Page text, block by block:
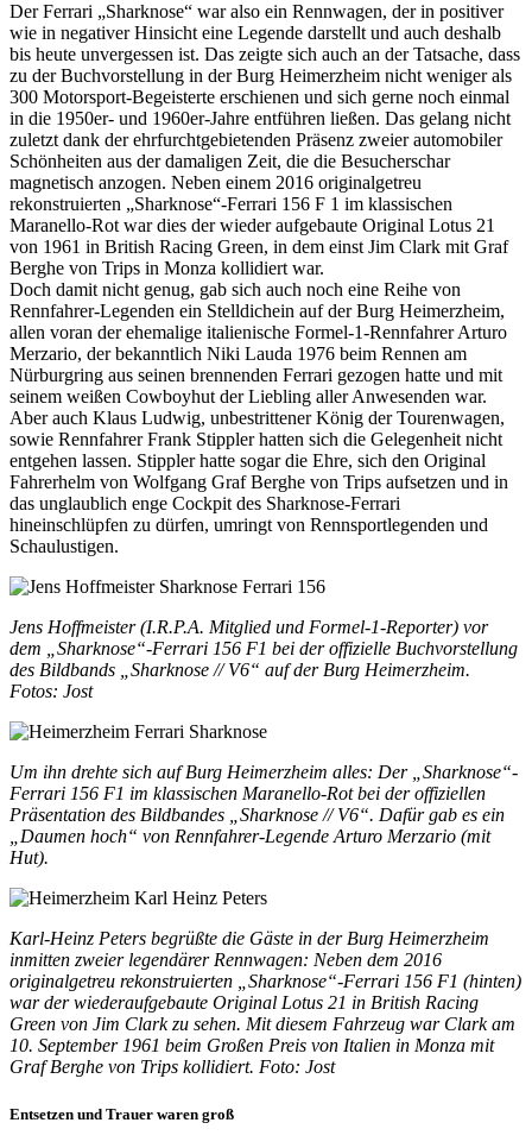
Der Ferrari „Sharknose“ war also ein Rennwagen, der in positiver
wie in negativer Hinsicht eine Legende darstellt und auch deshalb
bis heute unvergessen ist. Das zeigte sich auch an der Tatsache, dass
zu der Buchvorstellung in der Burg Heimerzheim nicht weniger als
300 Motorsport-Begeisterte erschienen und sich gerne noch einmal
in die 1950er- und 1960er-Jahre entführen ließen. Das gelang nicht
zuletzt dank der ehrfurchtgebietenden Präsenz zweier automobiler
Schönheiten aus der damaligen Zeit, die die Besucherschar
magnetisch anzogen. Neben einem 2016 originalgetreu
rekonstruierten „Sharknose“-Ferrari 156 F 1 im klassischen
Maranello-Rot war dies der wieder aufgebaute Original Lotus 21
von 1961 in British Racing Green, in dem einst Jim Clark mit Graf
Berghe von Trips in Monza kollidiert war.
Doch damit nicht genug, gab sich auch noch eine Reihe von
Rennfahrer-Legenden ein Stelldichein auf der Burg Heimerzheim,
allen voran der ehemalige italienische Formel-1-Rennfahrer Arturo
Merzario, der bekanntlich Niki Lauda 1976 beim Rennen am
Nürburgring aus seinen brennenden Ferrari gezogen hatte und mit
seinem weißen Cowboyhut der Liebling aller Anwesenden war.
Aber auch Klaus Ludwig, unbestrittener König der Tourenwagen,
sowie Rennfahrer Frank Stippler hatten sich die Gelegenheit nicht
entgehen lassen. Stippler hatte sogar die Ehre, sich den Original
Fahrerhelm von Wolfgang Graf Berghe von Trips aufsetzen und in
das unglaublich enge Cockpit des Sharknose-Ferrari
hineinschlüpfen zu dürfen, umringt von Rennsportlegenden und
Schaulustigen.
Jens Hoffmeister (I.R.P.A. Mitglied und Formel-1-Reporter) vor
dem „Sharknose“-Ferrari 156 F1 bei der offizielle Buchvorstellung
des Bildbands „Sharknose // V6“ auf der Burg Heimerzheim.
Fotos: Jost
Um ihn drehte sich auf Burg Heimerzheim alles: Der „Sharknose“-
Ferrari 156 F1 im klassischen Maranello-Rot bei der offiziellen
Präsentation des Bildbandes „Sharknose // V6“. Dafür gab es ein
„Daumen hoch“ von Rennfahrer-Legende Arturo Merzario (mit
Hut).
Karl-Heinz Peters begrüßte die Gäste in der Burg Heimerzheim
inmitten zweier legendärer Rennwagen: Neben dem 2016
originalgetreu rekonstruierten „Sharknose“-Ferrari 156 F1 (hinten)
war der wiederaufgebaute Original Lotus 21 in British Racing
Green von Jim Clark zu sehen. Mit diesem Fahrzeug war Clark am
10. September 1961 beim Großen Preis von Italien in Monza mit
Graf Berghe von Trips kollidiert. Foto: Jost
Entsetzen und Trauer waren groß